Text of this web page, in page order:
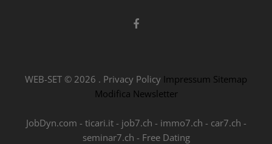
WEB-SET © 2026 . Privacy Policy Impressum Sitemap
Modifica Newsletter
JobDyn.com - ticari.it- job7.ch - immo7.ch - car7.ch -
seminar7.ch - Free Dating